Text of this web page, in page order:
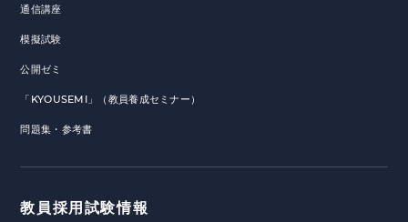
通信講座
模擬試験
公開ゼミ
「KYOUSEMI」（教員養成セミナー）
問題集・参考書
教員採用試験情報